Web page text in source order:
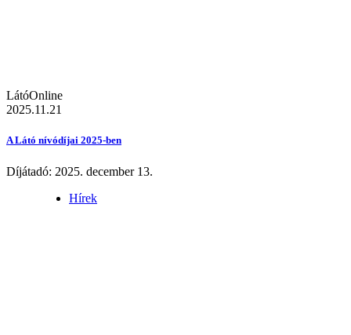
LátóOnline
2025.11.21
A Látó nívódíjai 2025-ben
Díjátadó: 2025. december 13.
Hírek